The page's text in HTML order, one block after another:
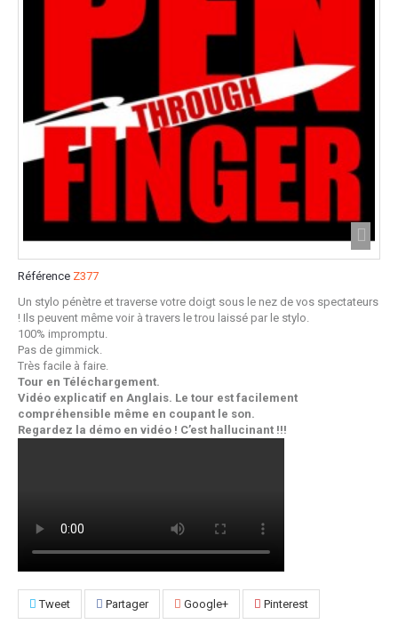
Référence Z377
Un stylo pénètre et traverse votre doigt sous le nez de vos spectateurs
! Ils peuvent même voir à travers le trou laissé par le stylo.
100% impromptu.
Pas de gimmick.
Très facile à faire.
Tour en Téléchargement.
Vidéo explicatif en Anglais. Le tour est facilement
compréhensible même en coupant le son.
Regardez la démo en vidéo ! C’est hallucinant !!!
Tweet Partager Google+ Pinterest